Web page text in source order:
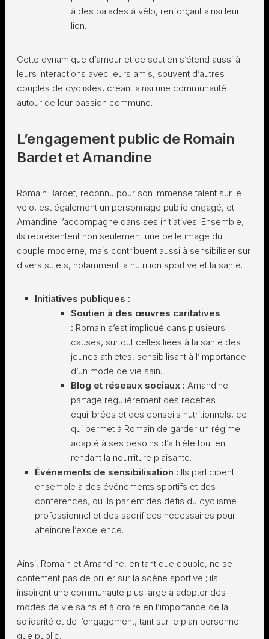
à des balades à vélo, renforçant ainsi leur
lien.
Cette dynamique d’amour et de soutien s’étend aussi à
leurs interactions avec leurs amis, souvent d’autres
couples de cyclistes, créant ainsi une communauté
autour de leur passion commune.
L’engagement public de Romain
Bardet et Amandine
Romain Bardet, reconnu pour son immense talent sur le
vélo, est également un personnage public engagé, et
Amandine l’accompagne dans ses initiatives. Ensemble,
ils représentent non seulement une belle image du
couple moderne, mais contribuent aussi à sensibiliser sur
divers sujets, notamment la nutrition sportive et la santé.
Initiatives publiques :
Soutien à des œuvres caritatives
: Romain s’est impliqué dans plusieurs
causes, surtout celles liées à la santé des
jeunes athlètes, sensibilisant à l’importance
d’un mode de vie sain.
Blog et réseaux sociaux : Amandine
partage régulièrement des recettes
équilibrées et des conseils nutritionnels, ce
qui permet à Romain de garder un régime
adapté à ses besoins d’athlète tout en
rendant la nourriture plaisante.
Événements de sensibilisation : Ils participent
ensemble à des événements sportifs et des
conférences, où ils parlent des défis du cyclisme
professionnel et des sacrifices nécessaires pour
atteindre l’excellence.
Ainsi, Romain et Amandine, en tant que couple, ne se
contentent pas de briller sur la scène sportive ; ils
inspirent une communauté plus large à adopter des
modes de vie sains et à croire en l’importance de la
solidarité et de l’engagement, tant sur le plan personnel
que public.